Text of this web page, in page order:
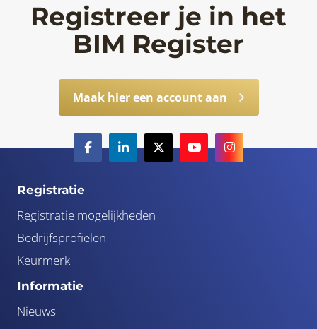
Registreer je in het
BIM Register
Maak hier een account aan
Registratie
Registratie mogelijkheden
Bedrijfsprofielen
Keurmerk
Informatie
Nieuws